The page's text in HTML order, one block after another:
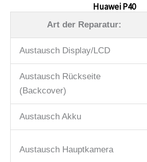
Huawei P40
Art der Reparatur:
Austausch Display/LCD
Austausch Rückseite
(Backcover)
Austausch Akku
Austausch Hauptkamera